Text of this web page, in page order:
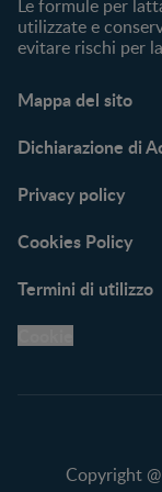
Le formule per
utilizzate e
evitare rischi per
Mappa del sito
Dichiarazione di
Privacy policy
Cookies Policy
Termini di utilizzo
Copyright